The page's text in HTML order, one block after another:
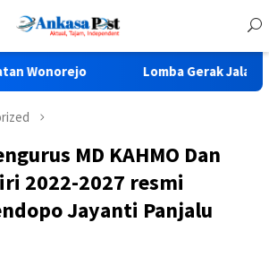
Lomba Gerak Jalan Dalam
MD KAHMO Dan
2022-2027 resmi
Jayanti Panjalu